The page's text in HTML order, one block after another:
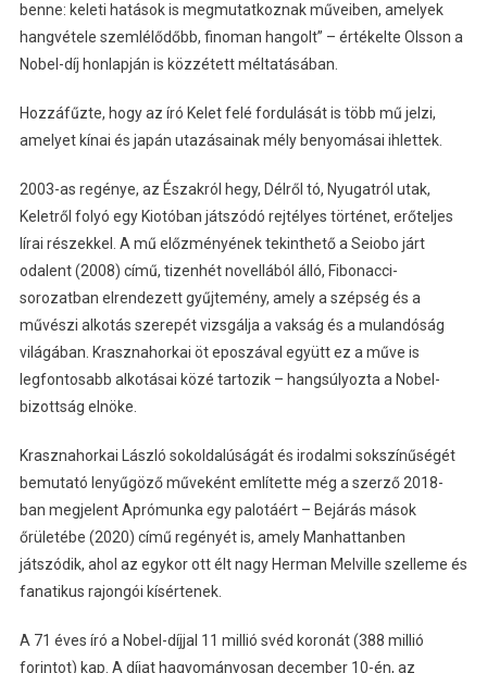
benne: keleti hatások is megmutatkoznak műveiben, amelyek
hangvétele szemlélődőbb, finoman hangolt” – értékelte Olsson a
Nobel-díj honlapján is közzétett méltatásában.
Hozzáfűzte, hogy az író Kelet felé fordulását is több mű jelzi,
amelyet kínai és japán utazásainak mély benyomásai ihlettek.
2003-as regénye, az Északról hegy, Délről tó, Nyugatról utak,
Keletről folyó egy Kiotóban játszódó rejtélyes történet, erőteljes
lírai részekkel. A mű előzményének tekinthető a Seiobo járt
odalent (2008) című, tizenhét novellából álló, Fibonacci-
sorozatban elrendezett gyűjtemény, amely a szépség és a
művészi alkotás szerepét vizsgálja a vakság és a mulandóság
világában. Krasznahorkai öt eposzával együtt ez a műve is
legfontosabb alkotásai közé tartozik – hangsúlyozta a Nobel-
bizottság elnöke.
Krasznahorkai László sokoldalúságát és irodalmi sokszínűségét
bemutató lenyűgöző műveként említette még a szerző 2018-
ban megjelent Aprómunka egy palotáért – Bejárás mások
őrületébe (2020) című regényét is, amely Manhattanben
játszódik, ahol az egykor ott élt nagy Herman Melville szelleme és
fanatikus rajongói kísértenek.
A 71 éves író a Nobel-díjjal 11 millió svéd koronát (388 millió
forintot) kap. A díjat hagyományosan december 10-én, az